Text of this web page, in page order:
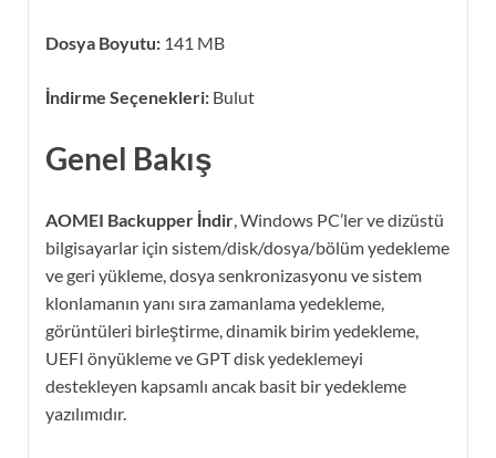
Dosya Boyutu: 141 MB
İndirme Seçenekleri: Bulut
Genel Bakış
AOMEI Backupper İndir, Windows PC’ler ve dizüstü
bilgisayarlar için sistem/disk/dosya/bölüm yedekleme
ve geri yükleme, dosya senkronizasyonu ve sistem
klonlamanın yanı sıra zamanlama yedekleme,
görüntüleri birleştirme, dinamik birim yedekleme,
UEFI önyükleme ve GPT disk yedeklemeyi
destekleyen kapsamlı ancak basit bir yedekleme
yazılımıdır.